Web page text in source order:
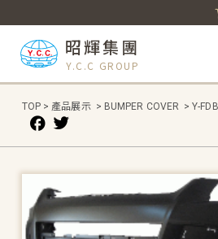
昭輝集團
Y.C.C GROUP
TOP > 產品展示 > BUMPER COVER > Y-